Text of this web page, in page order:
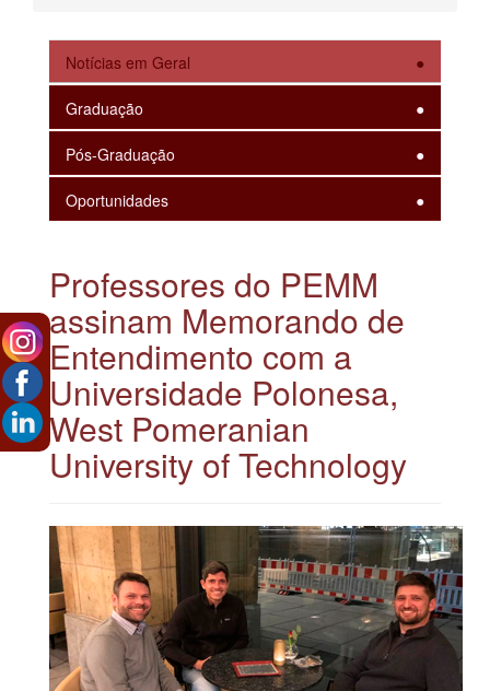
Notícias em Geral
Graduação
Pós-Graduação
Oportunidades
Professores do PEMM
assinam Memorando de
Entendimento com a
Universidade Polonesa,
West Pomeranian
University of Technology